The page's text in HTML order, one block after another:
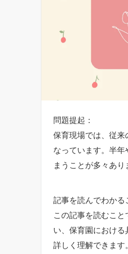
問題提起：
保育現場では、従来
なっています。半
まうことが多々あり
記事を読んでわかる
この記事を読むこ
い、保育園におけ
詳しく理解できます。